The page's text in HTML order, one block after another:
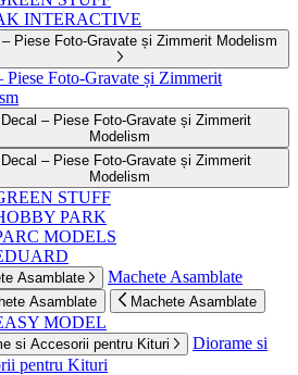
INTERACTIVE
– Piese Foto-Gravate și Zimmerit Modelism
Piese Foto-Gravate și Zimmerit
Modelism
Modelism
STUFF
PARK
MODELS
Asamblate Machete Asamblate
Asamblate Machete Asamblate
MODEL
si Accesorii pentru Kituri
Diorame si
pentru Kituri